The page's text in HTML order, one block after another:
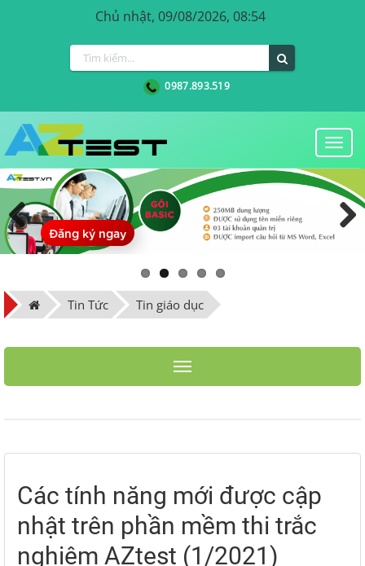
Chủ nhật, 09/08/2026, 08:54
0987.893.519
Đăng ký ngay
Previous Next
Tin Tức Tin giáo dục
Toggle navigation
Các tính năng mới được cập
nhật trên phần mềm thi trắc
nghiệm AZtest (1/2021)